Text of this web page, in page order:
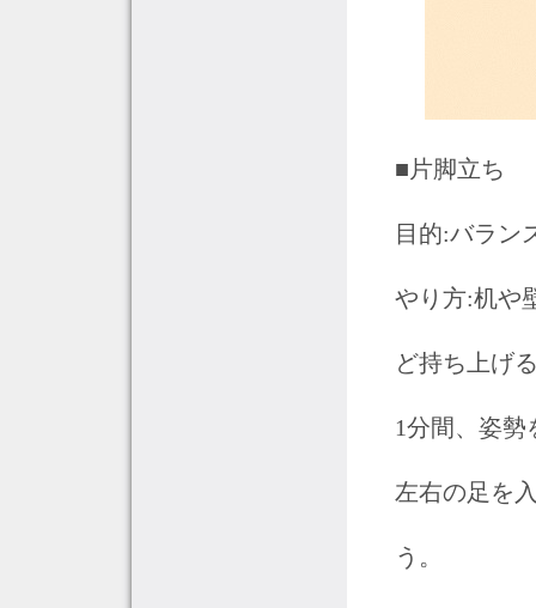
■片脚立ち
目的:バラン
やり方:机や
ど持ち上げ
1分間、姿
左右の足を
う。